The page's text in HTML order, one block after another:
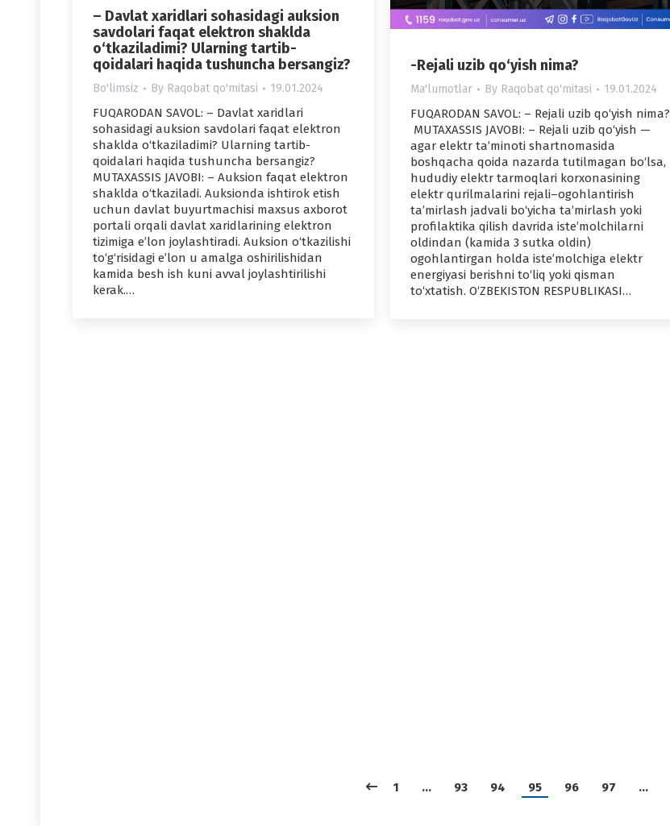
– Davlat xaridlari sohasidagi auksion
savdolari faqat elektron shaklda
o‘tkaziladimi? Ularning tartib-
qoidalari haqida tushuncha bersangiz?
Bo'limsiz By Raqobat qo'mitasi 19.01.2024
FUQARODAN SAVOL: – Davlat xaridlari
sohasidagi auksion savdolari faqat elektron
shaklda o‘tkaziladimi? Ularning tartib-
qoidalari haqida tushuncha bersangiz?
MUTAXASSIS JAVOBI: – Auksion faqat elektron
shaklda o‘tkaziladi. Auksionda ishtirok etish
uchun davlat buyurtmachisi maxsus axborot
portali orqali davlat xaridlarining elektron
tizimiga e’lon joylashtiradi. Auksion o‘tkazilishi
to‘g‘risidagi e’lon u amalga oshirilishidan
kamida besh ish kuni avval joylashtirilishi
kerak.…
-Rejali uzib qo‘yish nima?
Ma'lumotlar By Raqobat qo'mitasi 19.01.2024
FUQARODAN SAVOL: – Rejali uzib qo‘yish nima?
MUTAXASSIS JAVOBI: – Rejali uzib qo‘yish —
agar elektr ta’minoti shartnomasida
boshqacha qoida nazarda tutilmagan bo‘lsa,
hududiy elektr tarmoqlari korxonasining
elektr qurilmalarini rejali–ogohlantirish
ta’mirlash jadvali bo‘yicha ta’mirlash yoki
profilaktika qilish davrida iste’molchilarni
oldindan (kamida 3 sutka oldin)
ogohlantirgan holda iste’molchiga elektr
energiyasi berishni to‘liq yoki qisman
to‘xtatish. O‘ZBEKISTON RESPUBLIKASI…
1 … 93 94 95 96 97 …